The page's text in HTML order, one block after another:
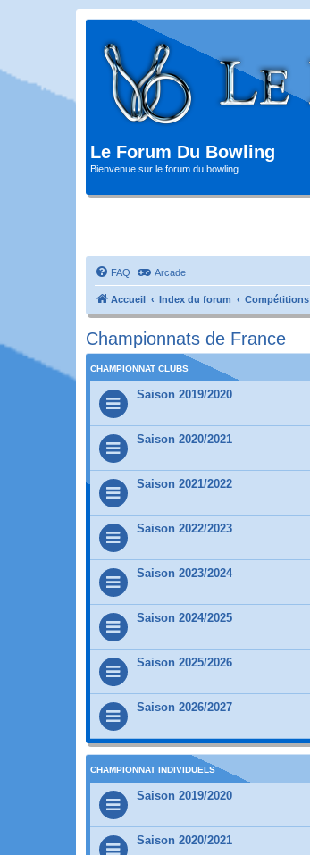
Le Forum Du Bowling
Bienvenue sur le forum du bowling
FAQ Arcade
Accueil Index du forum Compétitions
Championnats de France
CHAMPIONNAT CLUBS
Saison 2019/2020
Saison 2020/2021
Saison 2021/2022
Saison 2022/2023
Saison 2023/2024
Saison 2024/2025
Saison 2025/2026
Saison 2026/2027
CHAMPIONNAT INDIVIDUELS
Saison 2019/2020
Saison 2020/2021